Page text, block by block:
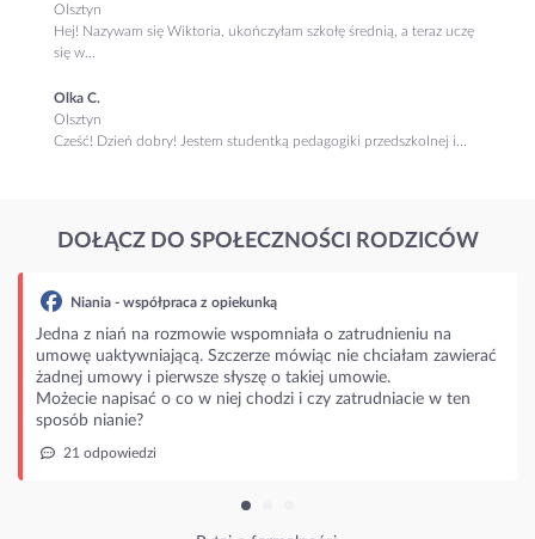
Olsztyn
Hej! Nazywam się Wiktoria, ukończyłam szkołę średnią, a teraz uczę
się w...
Olka C.
Olsztyn
Cześć! Dzień dobry! Jestem studentką pedagogiki przedszkolnej i...
DOŁĄCZ DO SPOŁECZNOŚCI RODZICÓW
Niania - współpraca z opiekunką
Jedna z niań na rozmowie wspomniała o zatrudnieniu na
umowę uaktywniającą. Szczerze mówiąc nie chciałam zawierać
żadnej umowy i pierwsze słyszę o takiej umowie.
Możecie napisać o co w niej chodzi i czy zatrudniacie w ten
sposób nianie?
21 odpowiedzi